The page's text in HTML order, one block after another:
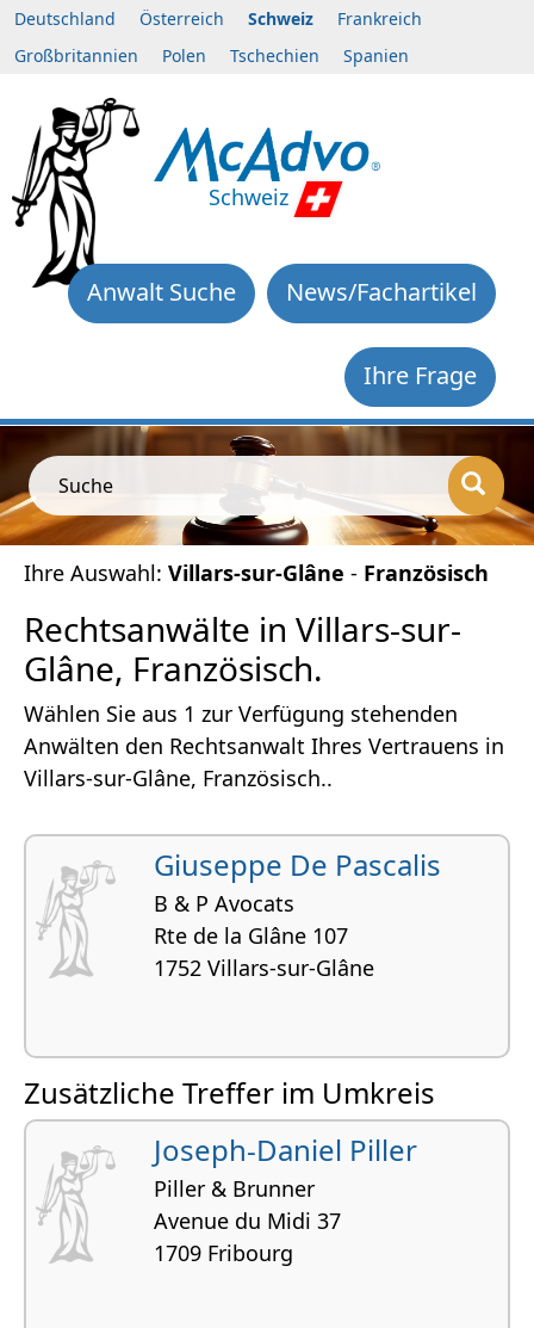
Deutschland Österreich Schweiz
Frankreich
Großbritannien
Polen Tschechien Spanien
Schweiz
News/Fachartikel
Anwalt Suche
Ihre Frage
Suche
Ihre Auswahl: Villars-sur-Glâne - Französisch
Rechtsanwälte in Villars-sur-
Glâne, Französisch.
Wählen Sie aus 1 zur Verfügung stehenden
Anwälten den Rechtsanwalt Ihres Vertrauens in
Villars-sur-Glâne, Französisch..
Giuseppe De Pascalis
B & P Avocats
Rte de la Glâne 107
1752 Villars-sur-Glâne
Zusätzliche Treffer im Umkreis
Joseph-Daniel Piller
Piller & Brunner
Avenue du Midi 37
1709 Fribourg